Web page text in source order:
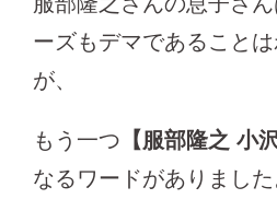
ーズもデマであること
が、
もう一つ 【服部隆之 小
なるワードがありました